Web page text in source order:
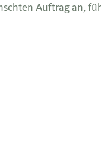
Auftrag an,